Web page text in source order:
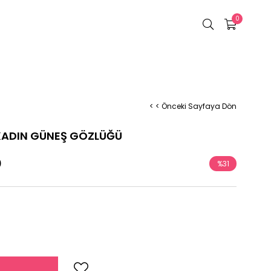
0
< < Önceki Sayfaya Dön
GÜNEŞ GÖZLÜĞÜ
%31